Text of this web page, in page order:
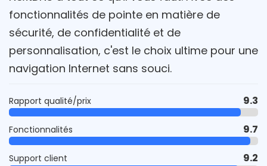
fonctionnalités de pointe en matière de
sécurité, de confidentialité et de
personnalisation, c'est le choix ultime pour une
navigation Internet sans souci.
Rapport qualité/prix 9.3
Fonctionnalités 9.7
Support client 9.2